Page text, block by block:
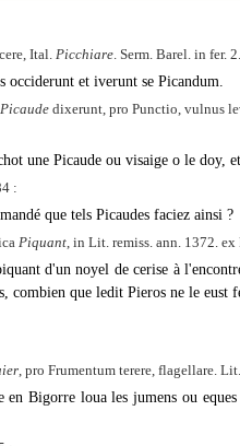
Ital. Picchiare. Serm. Barel. in fer.
occiderunt et iverunt se Picandum.
Picaudedixerunt, pro Punctio, vulnus
une Picaude ou visaige o le doy,
:
que tels Picaudes faciez ainsi ?
Piquant, in Lit. remiss. ann. 1372. ex
d'un noyel de cerise à
combien que ledit Pieros ne le eust
, pro Frumentum terere, flagellare.
en Bigorre loua les jumens ou